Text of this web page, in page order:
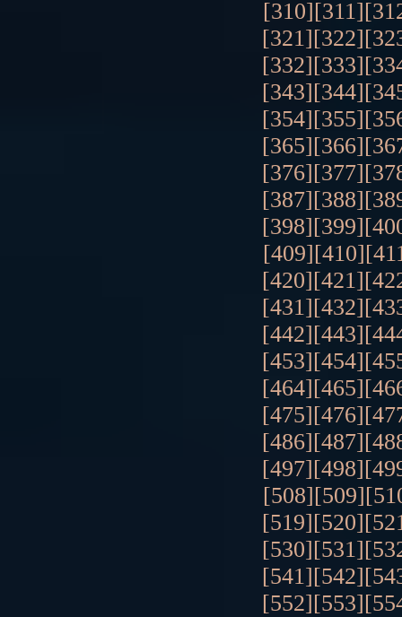
[310][311]
[321][322]
[332][333]
[343][344]
[354][355]
[365][366]
[376][377]
[387][388]
[398][399]
[409][410]
[420][421]
[431][432]
[442][443]
[453][454]
[464][465]
[475][476]
[486][487]
[497][498]
[508][509]
[519][520]
[530][531]
[541][542]
[552][553]